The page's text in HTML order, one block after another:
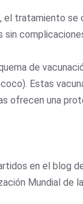
el tratamiento
de
Estas
ofrecen una
en el blog
Mundial de